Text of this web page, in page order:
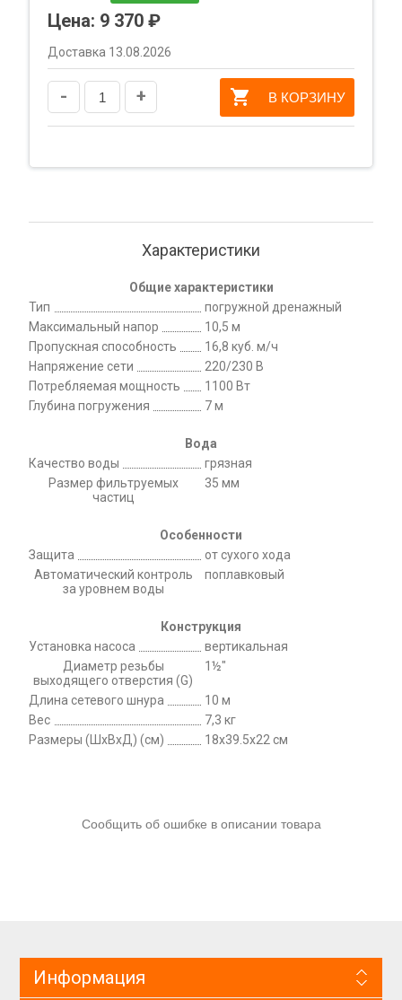
Цена: 9 370 ₽
Доставка 13.08.2026
- + В КОРЗИНУ
Характеристики
Общие характеристики
Тип
погружной дренажный
Максимальный напор
10,5 м
Пропускная способность
16,8 куб. м/ч
Напряжение сети
220/230 В
Потребляемая мощность
1100 Вт
Глубина погружения
7 м
Вода
Качество воды
грязная
Размер фильтруемых
частиц
35 мм
Особенности
Защита
от сухого хода
Автоматический контроль
за уровнем воды
поплавковый
Конструкция
Установка насоса
вертикальная
Диаметр резьбы
выходящего отверстия (G)
1½"
Длина сетевого шнура
10 м
Вес
7,3 кг
Размеры (ШхВхД) (см)
18x39.5x22 см
Сообщить об ошибке в описании товара
Информация